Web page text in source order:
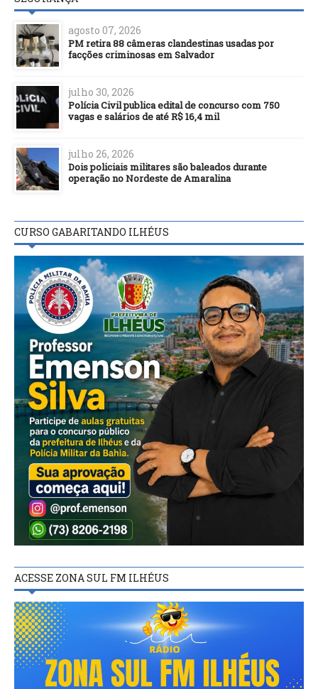
agosto 07, 2026
PM retira 88 câmeras clandestinas usadas por
facções criminosas em Salvador
julho 30, 2026
Polícia Civil publica edital de concurso com 750
vagas e salários de até R$ 16,4 mil
julho 26, 2026
Dois policiais militares são baleados durante
operação no Nordeste de Amaralina
CURSO GABARITANDO ILHÉUS
ACESSE ZONA SUL FM ILHÉUS